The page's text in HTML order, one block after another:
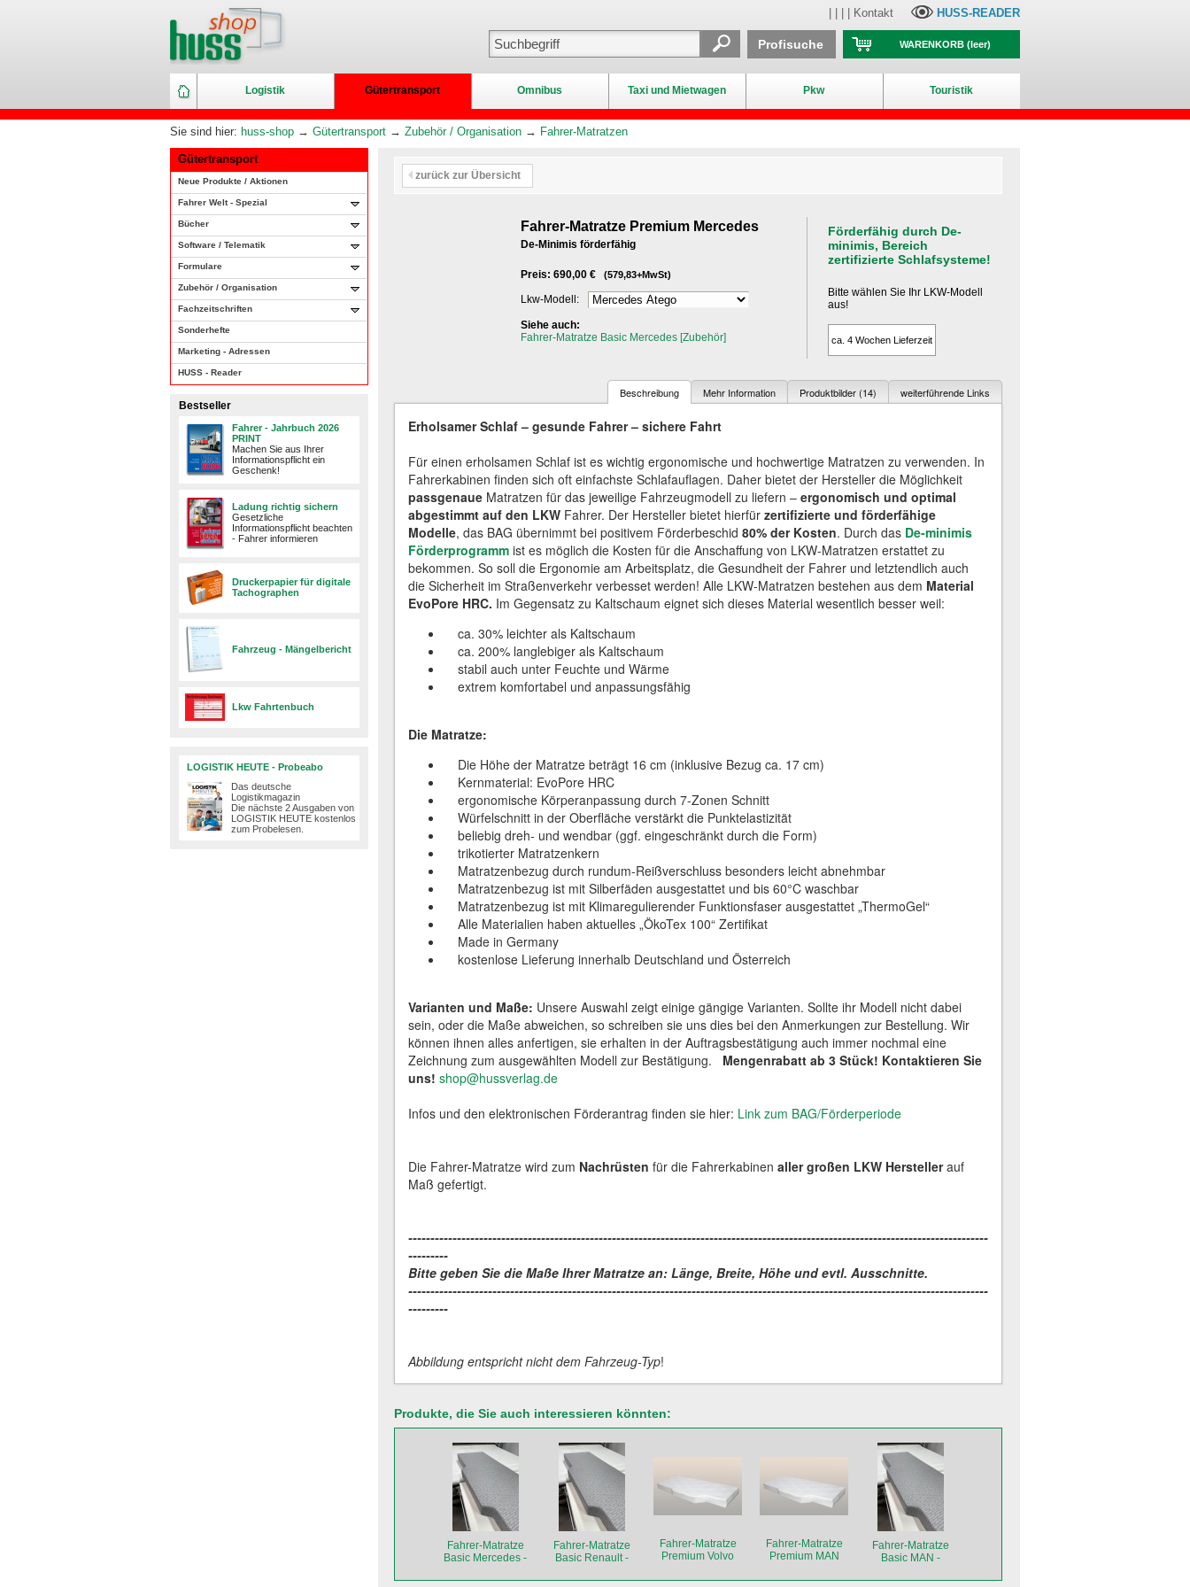
Logistik Gütertransport Omnibus Taxi und Mietwagen Pkw Touristik
Kontakt HUSS-READER
WARENKORB(leer)
Profisuche
Sie sind hier: huss-shop → Gütertransport → Zubehör / Organisation → Fahrer-Matratzen
Gütertransport
Neue Produkte / Aktionen
Fahrer Welt - Spezial
Bücher
Software / Telematik
Formulare
Zubehör / Organisation
Fachzeitschriften
Sonderhefte
Marketing - Adressen
HUSS - Reader
Bestseller
Fahrer - Jahrbuch 2026
PRINT
Machen Sie aus Ihrer
Informationspflicht ein
Geschenk!
Ladung richtig sichern
Gesetzliche
Informationspflicht beachten
- Fahrer informieren
Druckerpapier für digitale
Tachographen
Fahrzeug - Mängelbericht
Lkw Fahrtenbuch
LOGISTIK HEUTE - Probeabo
Das deutsche
Logistikmagazin
Die nächste 2 Ausgaben von
LOGISTIK HEUTE kostenlos
zum Probelesen.
zurück zur Übersicht
Fahrer-Matratze Premium Mercedes
De-Minimis förderfähig
Preis: 690,00 € (579,83+MwSt)
Lkw-Modell:
Siehe auch:
Fahrer-Matratze Basic Mercedes [Zubehör]
Förderfähig durch De-
minimis, Bereich
zertifizierte Schlafsysteme!
Bitte wählen Sie Ihr LKW-Modell
aus!
ca. 4 Wochen Lieferzeit
Beschreibung Mehr Information Produktbilder (14) weiterführende Links
Erholsamer Schlaf – gesunde Fahrer – sichere Fahrt
Für einen erholsamen Schlaf ist es wichtig ergonomische und hochwertige Matratzen zu verwenden. In
Fahrerkabinen finden sich oft einfachste Schlafauflagen. Daher bietet der Hersteller die Möglichkeit
passgenaue Matratzen für das jeweilige Fahrzeugmodell zu liefern – ergonomisch und optimal
abgestimmt auf den LKW Fahrer. Der Hersteller bietet hierfür zertifizierte und förderfähige
Modelle, das BAG übernimmt bei positivem Förderbeschid 80% der Kosten. Durch das De-minimis
Förderprogramm ist es möglich die Kosten für die Anschaffung von LKW-Matratzen erstattet zu
bekommen. So soll die Ergonomie am Arbeitsplatz, die Gesundheit der Fahrer und letztendlich auch
die Sicherheit im Straßenverkehr verbesset werden! Alle LKW-Matratzen bestehen aus dem Material
EvoPore HRC. Im Gegensatz zu Kaltschaum eignet sich dieses Material wesentlich besser weil:
ca. 30% leichter als Kaltschaum
ca. 200% langlebiger als Kaltschaum
stabil auch unter Feuchte und Wärme
extrem komfortabel und anpassungsfähig
Die Matratze:
Die Höhe der Matratze beträgt 16 cm (inklusive Bezug ca. 17 cm)
Kernmaterial: EvoPore HRC
ergonomische Körperanpassung durch 7-Zonen Schnitt
Würfelschnitt in der Oberfläche verstärkt die Punktelastizität
beliebig dreh- und wendbar (ggf. eingeschränkt durch die Form)
trikotierter Matratzenkern
Matratzenbezug durch rundum-Reißverschluss besonders leicht abnehmbar
Matratzenbezug ist mit Silberfäden ausgestattet und bis 60°C waschbar
Matratzenbezug ist mit Klimaregulierender Funktionsfaser ausgestattet „ThermoGel“
Alle Materialien haben aktuelles „ÖkoTex 100“ Zertifikat
Made in Germany
kostenlose Lieferung innerhalb Deutschland und Österreich
Varianten und Maße: Unsere Auswahl zeigt einige gängige Varianten. Sollte ihr Modell nicht dabei
sein, oder die Maße abweichen, so schreiben sie uns dies bei den Anmerkungen zur Bestellung. Wir
können ihnen alles anfertigen, sie erhalten in der Auftragsbestätigung auch immer nochmal eine
Zeichnung zum ausgewählten Modell zur Bestätigung. Mengenrabatt ab 3 Stück! Kontaktieren Sie
uns! shop@hussverlag.de
Infos und den elektronischen Förderantrag finden sie hier: Link zum BAG/Förderperiode
Die Fahrer-Matratze wird zum Nachrüsten für die Fahrerkabinen aller großen LKW Herstellerauf
Maß gefertigt.
-----------------------------------------------------------------------------------------------------------------------------------
---------
Bitte geben Sie die Maße Ihrer Matratze an: Länge, Breite, Höhe und evtl. Ausschnitte.
-----------------------------------------------------------------------------------------------------------------------------------
---------
Abbildung entspricht nicht dem Fahrzeug-Typ!
Produkte, die Sie auch interessieren könnten:
Fahrer-Matratze
Basic Mercedes -
entspricht nicht dem
Fahrer-Matratze
Basic Renault -
entspricht nicht dem
Fahrer-Matratze
Premium Volvo
Fahrer-Matratze
Premium MAN
Fahrer-Matratze
Basic MAN -
entspricht nicht dem